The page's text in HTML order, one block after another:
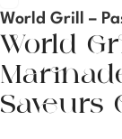
World Grill –
World
Saveurs